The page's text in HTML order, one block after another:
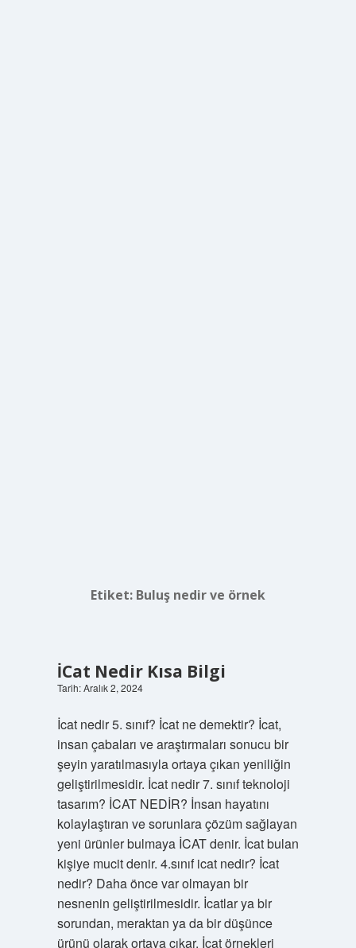
Etiket: Buluş nedir ve örnek
İCat Nedir Kısa Bilgi
Tarih: Aralık 2, 2024
İcat nedir 5. sınıf? İcat ne demektir? İcat,
insan çabaları ve araştırmaları sonucu bir
şeyin yaratılmasıyla ortaya çıkan yeniliğin
geliştirilmesidir. İcat nedir 7. sınıf teknoloji
tasarım? İCAT NEDİR? İnsan hayatını
kolaylaştıran ve sorunlara çözüm sağlayan
yeni ürünler bulmaya İCAT denir. İcat bulan
kişiye mucit denir. 4.sınıf icat nedir? İcat
nedir? Daha önce var olmayan bir
nesnenin geliştirilmesidir. İcatlar ya bir
sorundan, meraktan ya da bir düşünce
ürünü olarak ortaya çıkar. İcat örnekleri